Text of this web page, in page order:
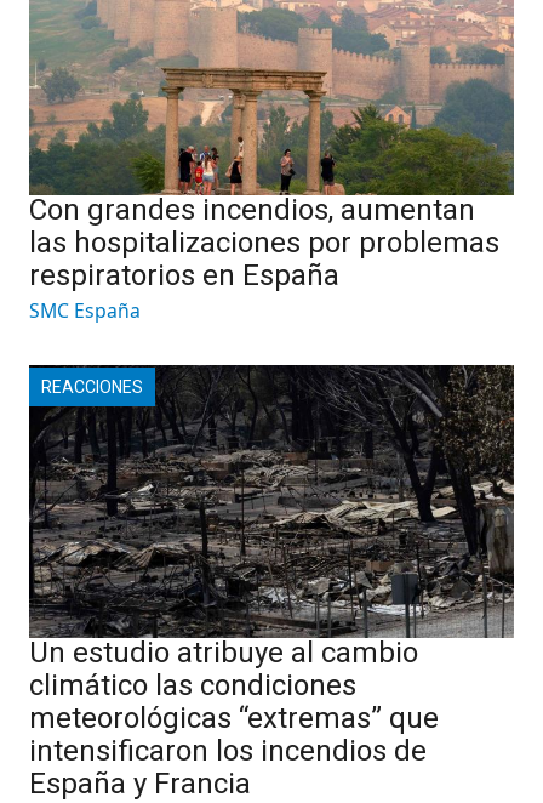
Con grandes incendios, aumentan
las hospitalizaciones por problemas
respiratorios en España
SMC España
REACCIONES
Un estudio atribuye al cambio
climático las condiciones
meteorológicas “extremas” que
intensificaron los incendios de
España y Francia